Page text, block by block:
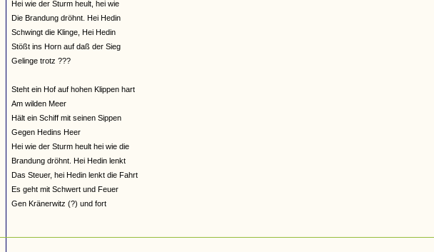
Hei wie der Sturm heult, hei wie
Die Brandung dröhnt. Hei Hedin
Schwingt die Klinge, Hei Hedin
Stößt ins Horn auf daß der Sieg
Gelinge trotz ???
Steht ein Hof auf hohen Klippen hart
Am wilden Meer
Hält ein Schiff mit seinen Sippen
Gegen Hedins Heer
Hei wie der Sturm heult hei wie die
Brandung dröhnt. Hei Hedin lenkt
Das Steuer, hei Hedin lenkt die Fahrt
Es geht mit Schwert und Feuer
Gen Kränerwitz (?) und fort